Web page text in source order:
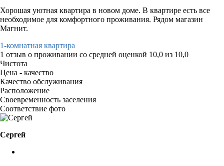
Хорошая уютная квартира в новом доме. В квартире есть все
необходимое для комфортного проживания. Рядом магазин
Магнит.
1-комнатная квартира
1 отзыв о проживании со средней оценкой 10,0 из 10,0
Чистота
Цена - качество
Качество обслуживания
Расположение
Своевременность заселения
Соответствие фото
Сергей